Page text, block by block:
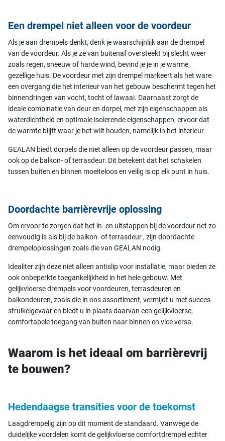
Een drempel niet alleen voor de voordeur
Als je aan drempels denkt, denk je waarschijnlijk aan de drempel
van de voordeur. Als je ze van buitenaf oversteekt bij slecht weer
zoals regen, sneeuw of harde wind, bevind je je in je warme,
gezellige huis. De voordeur met zijn drempel markeert als het ware
een overgang die het interieur van het gebouw beschermt tegen het
binnendringen van vocht, tocht of lawaai. Daarnaast zorgt de
ideale combinatie van deur en dorpel, met zijn eigenschappen als
waterdichtheid en optimale isolerende eigenschappen, ervoor dat
de warmte blijft waar je het wilt houden, namelijk in het interieur.
GEALAN biedt dorpels die niet alleen op de voordeur passen, maar
ook op de balkon- of terrasdeur. Dit betekent dat het schakelen
tussen buiten en binnen moeiteloos en veilig is op elk punt in huis.
Doordachte barrièrevrije oplossing
Om ervoor te zorgen dat het in- en uitstappen bij de voordeur net zo
eenvoudig is als bij de balkon- of terrasdeur , zijn doordachte
drempeloplossingen zoals die van GEALAN nodig.
Idealiter zijn deze niet alleen antislip voor installatie, maar bieden ze
ook onbeperkte toegankelijkheid in het hele gebouw. Met
gelijkvloerse drempels voor voordeuren, terrasdeuren en
balkondeuren, zoals die in ons assortiment, vermijdt u met succes
struikelgevaar en biedt u in plaats daarvan een gelijkvloerse,
comfortabele toegang van buiten naar binnen en vice versa.
Waarom is het ideaal om barrièrevrij
te bouwen?
Hedendaagse transities voor de toekomst
Laagdrempelig zijn op dit moment de standaard. Vanwege de
duidelijke voordelen komt de gelijkvloerse comfortdrempel echter